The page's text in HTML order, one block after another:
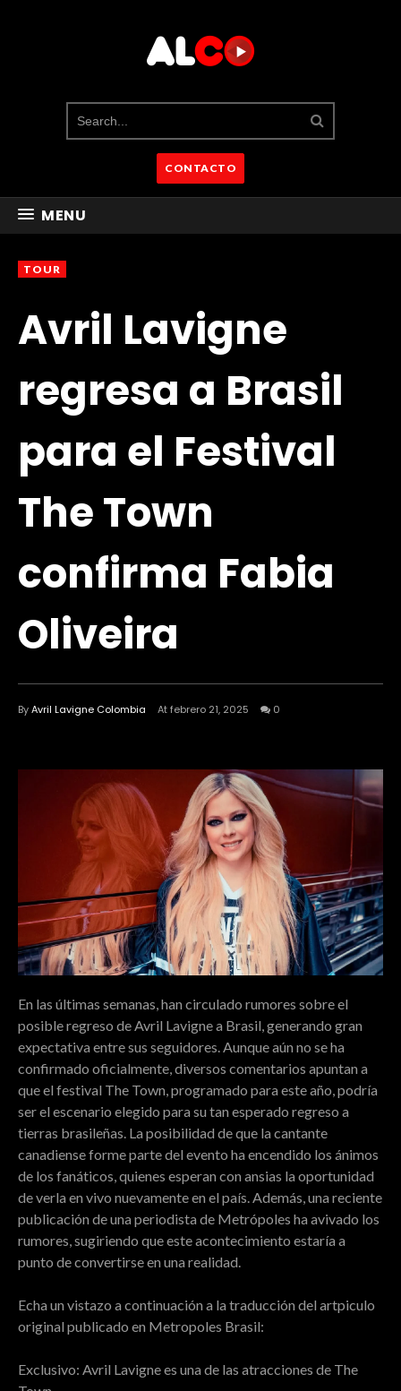
CONTACTO
MENU
TOUR
Avril Lavigne
regresa a Brasil
para el Festival
The Town
confirma Fabia
Oliveira
ByAvril Lavigne Colombia At febrero 21, 2025 0
En las últimas semanas, han circulado rumores sobre el
posible regreso de Avril Lavigne a Brasil, generando gran
expectativa entre sus seguidores. Aunque aún no se ha
confirmado oficialmente, diversos comentarios apuntan a
que el festival The Town, programado para este año, podría
ser el escenario elegido para su tan esperado regreso a
tierras brasileñas. La posibilidad de que la cantante
canadiense forme parte del evento ha encendido los ánimos
de los fanáticos, quienes esperan con ansias la oportunidad
de verla en vivo nuevamente en el país. Además, una reciente
publicación de una periodista de Metrópoles ha avivado los
rumores, sugiriendo que este acontecimiento estaría a
punto de convertirse en una realidad.
Echa un vistazo a continuación a la traducción del artpiculo
original publicado en Metropoles Brasil:
Exclusivo: Avril Lavigne es una de las atracciones de The